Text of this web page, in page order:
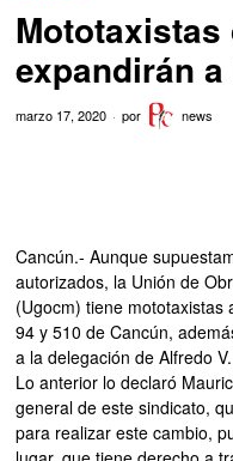
Mototaxistas
expandirán
marzo 17, 2020 por news
Cancún.- Aunque
autorizados, la Unión de
(Ugocm) tiene mototaxistas
94 y 510 de Cancún,
a la delegación de Alfredo
Lo anterior lo declaró
general de este sindicato,
para realizar este cambio,